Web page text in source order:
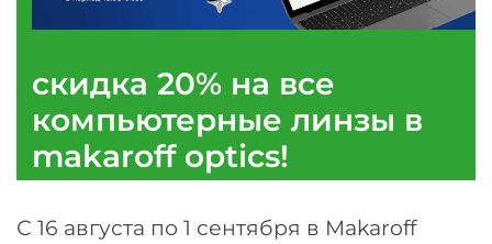
скидка 20% на все
компьютерные линзы в
makaroff optics!
С 16 августа по 1 сентября в Makaroff